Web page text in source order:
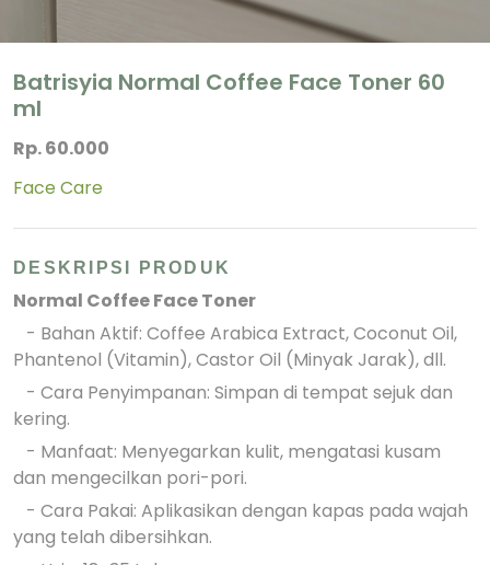
Batrisyia Normal Coffee Face Toner 60
ml
Rp. 60.000
Face Care
DESKRIPSI PRODUK
Normal Coffee Face Toner
- Bahan Aktif: Coffee Arabica Extract, Coconut Oil,
Phantenol (Vitamin), Castor Oil (Minyak Jarak), dll.
- Cara Penyimpanan: Simpan di tempat sejuk dan
kering.
- Manfaat: Menyegarkan kulit, mengatasi kusam
dan mengecilkan pori-pori.
- Cara Pakai: Aplikasikan dengan kapas pada wajah
yang telah dibersihkan.